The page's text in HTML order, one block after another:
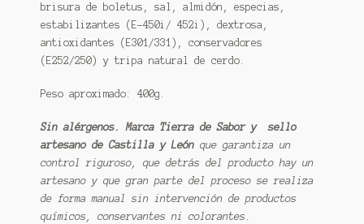
brisura de boletus, sal, almidón, especias,
estabilizantes (E-450i/ 452i), dextrosa,
antioxidantes (E301/331), conservadores
(E252/250) y tripa natural de cerdo.
Peso aproximado: 400g.
Sin alérgenos. Marca Tierra de Sabor y sello
artesano de Castilla y Leónque garantiza un
control riguroso, que detrás del producto hay un
artesano y que gran parte del proceso se realiza
de forma manual sin intervención de productos
químicos, conservantes ni colorantes.